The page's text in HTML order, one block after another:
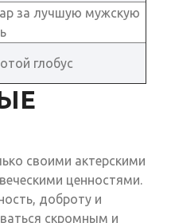
за лучшую мужскую
глобус
своими актерскими
ценностями.
доброту и
скромным и